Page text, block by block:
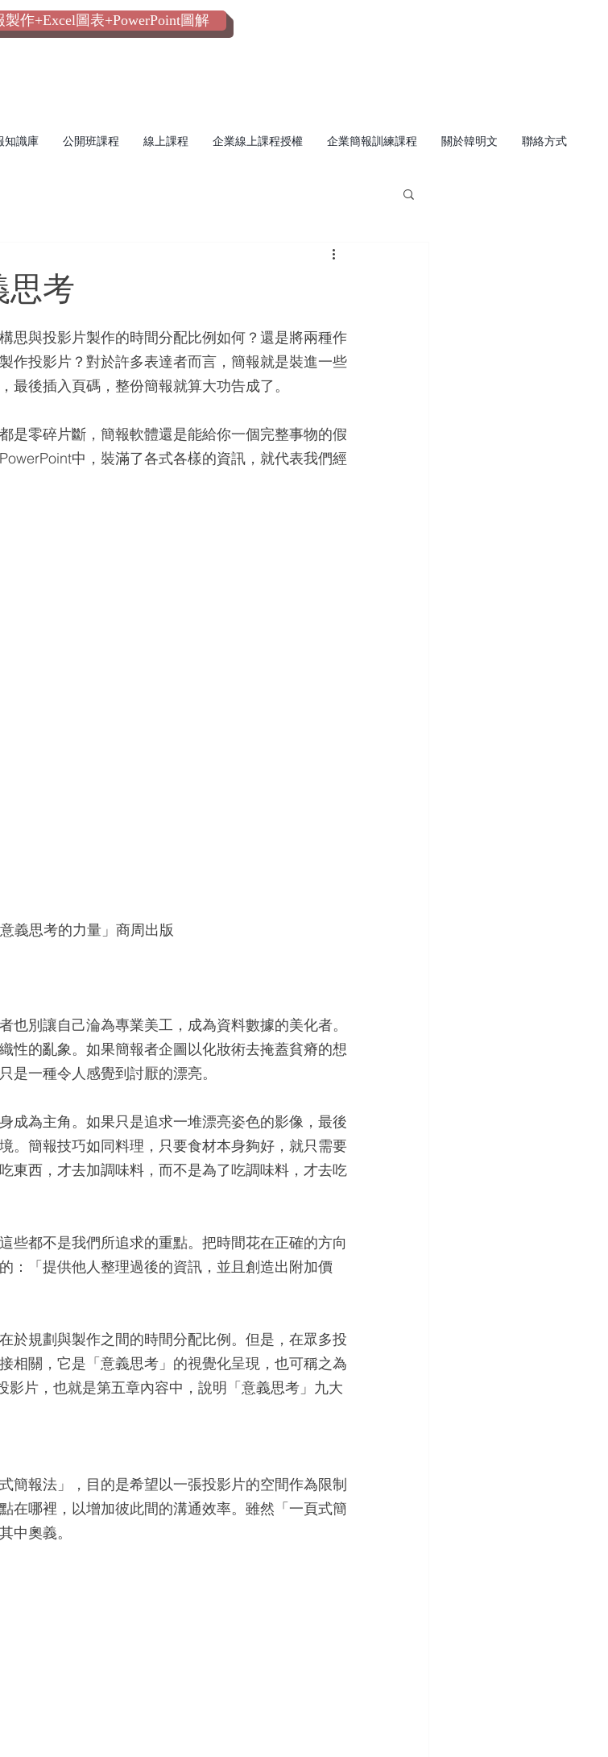
作+Excel圖表+PowerPoint圖解
知識庫 公開班課程 線上課程 企業線上課程授權 企業簡報訓練課程 關於韓明文 聯絡方式
思考
思與投影片製作的時間分配比例如何？還是將兩種作
作投影片？對於許多表達者而言，簡報就是裝進一些
後插入頁碼，整份簡報就算大功告成了。
是零碎片斷，簡報軟體還是能給你一個完整事物的假
中，裝滿了各式各樣的資訊，就代表我們經
義思考的力量」商周出版
也別讓自己淪為專業美工，成為資料數據的美化者。
性的亂象。如果簡報者企圖以化妝術去掩蓋貧瘠的想
是一種令人感覺到討厭的漂亮。
成為主角。如果只是追求一堆漂亮姿色的影像，最後
。簡報技巧如同料理，只要食材本身夠好，就只需要
東西，才去加調味料，而不是為了吃調味料，才去吃
些都不是我們所追求的重點。把時間花在正確的方向
：「提供他人整理過後的資訊，並且創造出附加價
於規劃與製作之間的時間分配比例。但是，在眾多投
相關，它是「意義思考」的視覺化呈現，也可稱之為
影片，也就是第五章內容中，說明「意義思考」九大
簡報法」，目的是希望以一張投影片的空間作為限制
在哪裡，以增加彼此間的溝通效率。雖然「一頁式簡
中奧義。